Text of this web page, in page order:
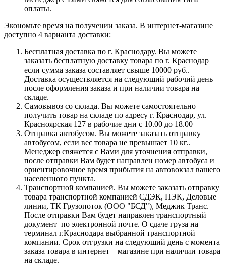
оплаты.
Экономьте время на получении заказа. В интернет-магазине
доступно 4 варианта доставки:
Бесплатная доставка по г. Краснодару. Вы можете
заказать бесплатную доставку товара по г. Краснодар
если сумма заказа составляет свыше 10000 руб..
Доставка осуществляется на следующий рабочий день
после оформления заказа и при наличии товара на
складе.
Самовывоз со склада. Вы можете самостоятельно
получить товар на складе по адресу г. Краснодар, ул.
Красноярская 127 в рабочие дни с 10.00 до 18.00
Отправка автобусом. Вы можете заказать отправку
автобусом, если вес товара не превышает 10 кг..
Менеджер свяжется с Вами для уточнения отправки,
после отправки Вам будет направлен номер автобуса и
ориентировочное время прибытия на автовокзал вашего
населенного пункта.
Транспортной компанией. Вы можете заказать отправку
товара транспортной компанией СДЭК, ПЭК, Деловые
линии, ТК Грузопоток (ООО "БСД"), Меджик Транс.
После отправки Вам будет направлен транспортный
документ по электронной почте. О сдаче груза на
терминал г.Краснодара выбранной транспортной
компании. Срок отгрузки на следующий день с момента
заказа товара в интернет – магазине при наличии товара
на складе.